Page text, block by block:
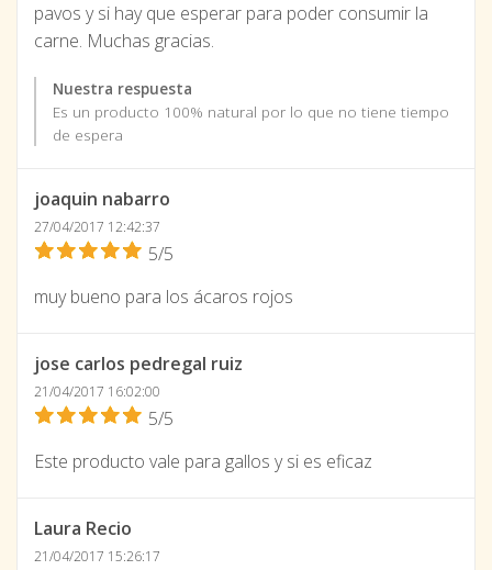
pavos y si hay que esperar para poder consumir la
carne. Muchas gracias.
Nuestra respuesta
Es un producto 100% natural por lo que no tiene tiempo
de espera
joaquin nabarro
27/04/2017 12:42:37
5/5
muy bueno para los ácaros rojos
jose carlos pedregal ruiz
21/04/2017 16:02:00
5/5
Este producto vale para gallos y si es eficaz
Laura Recio
21/04/2017 15:26:17